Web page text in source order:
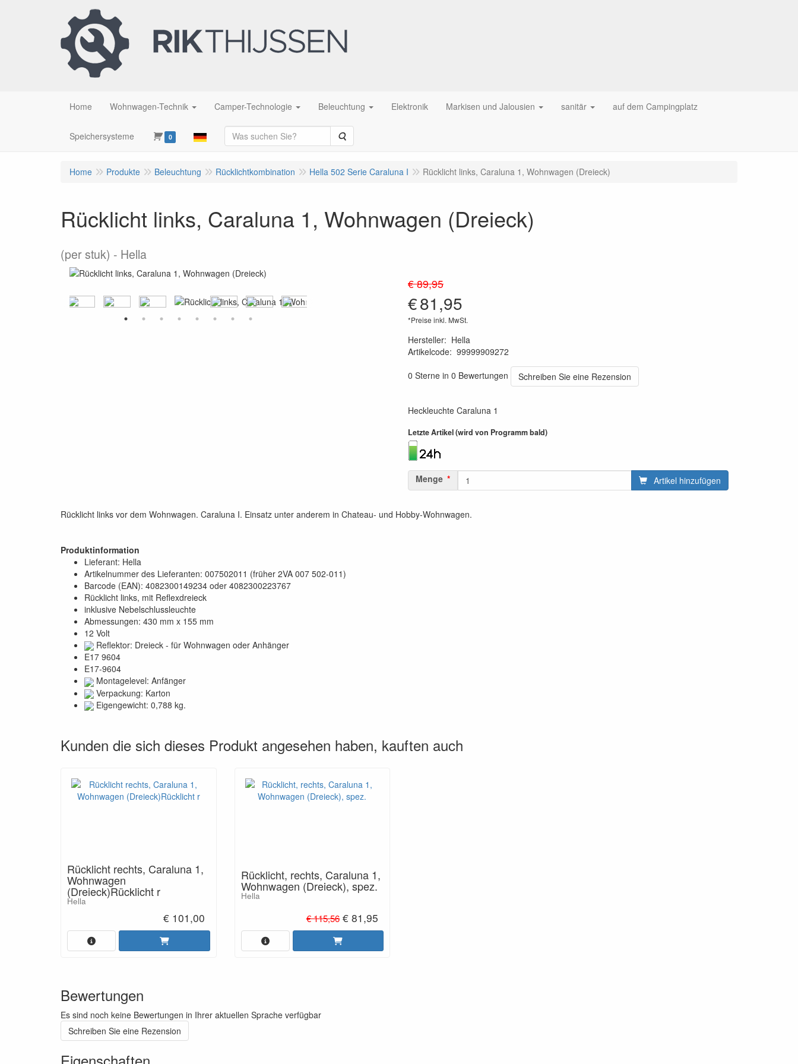
Home Wohnwagen-Technik Camper-Technologie Beleuchtung Elektronik Markisen und Jalousien sanitär auf dem Campingplatz
Speichersysteme 0 Suche
Home Produkte Beleuchtung Rücklichtkombination Hella 502 Serie Caraluna I Rücklicht links, Caraluna 1, Wohnwagen (Dreieck)
Rücklicht links, Caraluna 1, Wohnwagen (Dreieck)
(per stuk) Hella
€ 89,95
€81,95
*Preise inkl. MwSt.
Hersteller: Hella
Artikelcode: 99999909272
0 Sterne in 0 Bewertungen
Schreiben Sie eine Rezension
Heckleuchte Caraluna 1
Letzte Artikel (wird von Programm bald)
Menge Artikel hinzufügen
Rücklicht links vor dem Wohnwagen. Caraluna I. Einsatz unter anderem in Chateau- und Hobby-Wohnwagen.
Produktinformation
Lieferant: Hella
Artikelnummer des Lieferanten: 007502011 (früher 2VA 007 502-011)
Barcode (EAN): 4082300149234 oder 4082300223767
Rücklicht links, mit Reflexdreieck
inklusive Nebelschlussleuchte
Abmessungen: 430 mm x 155 mm
12 Volt
Reflektor: Dreieck - für Wohnwagen oder Anhänger
E17 9604
E17-9604
Montagelevel: Anfänger
Verpackung: Karton
Eigengewicht: 0,788 kg.
Kunden die sich dieses Produkt angesehen haben, kauften auch
Rücklicht rechts, Caraluna 1,
Wohnwagen
(Dreieck)Rücklicht r
Hella
€ 101,00
Rücklicht, rechts, Caraluna 1,
Wohnwagen (Dreieck), spez.
Hella
€ 115,56€ 81,95
Bewertungen
Es sind noch keine Bewertungen in Ihrer aktuellen Sprache verfügbar
Schreiben Sie eine Rezension